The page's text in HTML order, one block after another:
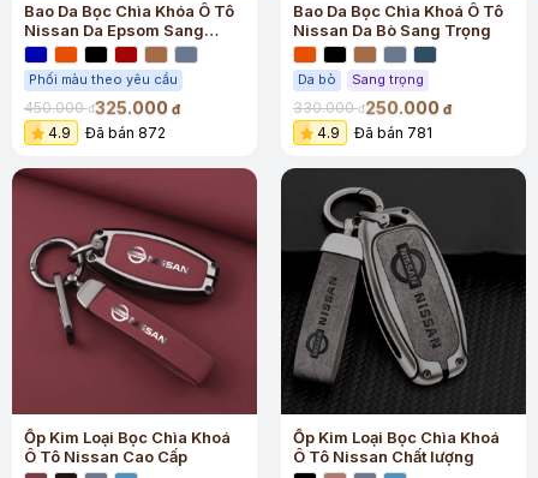
Bao Da Bọc Chìa Khóa Ô Tô
Nissan Da Epsom Sang
Trọng
Phối màu theo yêu cầu
450.000đ325.000 đ
4.9 Đã bán 872
Bao Da Bọc Chìa Khoá Ô Tô
Nissan Da Bò Sang Trọng
Da bò Sang trọng
330.000đ250.000 đ
4.9 Đã bán 781
Ốp Kim Loại Bọc Chìa Khoá
Ô Tô Nissan Cao Cấp
Ốp Kim Loại Bọc Chìa Khoá
Ô Tô Nissan Chất lượng